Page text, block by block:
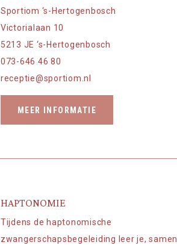
Sportiom ‘s-Hertogenbosch
Victorialaan 10
5213 JE ‘s-Hertogenbosch
073-646 46 80
receptie@sportiom.nl
MEER INFORMATIE
HAPTONOMIE
Tijdens de haptonomische
zwangerschapsbegeleiding leer je, samen